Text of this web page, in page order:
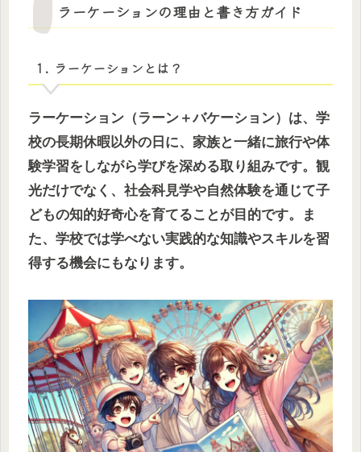
ラーケーションの理由と書き方ガイド
1. ラーケーションとは？
ラーケーション（ラーン＋バケーション）は、学
校の長期休暇以外の日に、家族と一緒に旅行や体
験学習をしながら学びを深める取り組みです。観
光だけでなく、社会科見学や自然体験を通じて子
どもの知的好奇心を育てることが目的です。ま
た、学校では学べない実践的な知識やスキルを習
得する機会にもなります。